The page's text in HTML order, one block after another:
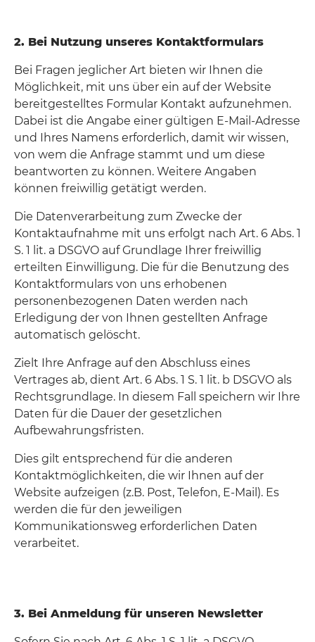
2. Bei Nutzung unseres Kontaktformulars
Bei Fragen jeglicher Art bieten wir Ihnen die
Möglichkeit, mit uns über ein auf der Website
bereitgestelltes Formular Kontakt aufzunehmen.
Dabei ist die Angabe einer gültigen E-Mail-Adresse
und Ihres Namens erforderlich, damit wir wissen,
von wem die Anfrage stammt und um diese
beantworten zu können. Weitere Angaben
können freiwillig getätigt werden.
Die Datenverarbeitung zum Zwecke der
Kontaktaufnahme mit uns erfolgt nach Art. 6 Abs. 1
S. 1 lit. a DSGVO auf Grundlage Ihrer freiwillig
erteilten Einwilligung. Die für die Benutzung des
Kontaktformulars von uns erhobenen
personenbezogenen Daten werden nach
Erledigung der von Ihnen gestellten Anfrage
automatisch gelöscht.
Zielt Ihre Anfrage auf den Abschluss eines
Vertrages ab, dient Art. 6 Abs. 1 S. 1 lit. b DSGVO als
Rechtsgrundlage. In diesem Fall speichern wir Ihre
Daten für die Dauer der gesetzlichen
Aufbewahrungsfristen.
Dies gilt entsprechend für die anderen
Kontaktmöglichkeiten, die wir Ihnen auf der
Website aufzeigen (z.B. Post, Telefon, E-Mail). Es
werden die für den jeweiligen
Kommunikationsweg erforderlichen Daten
verarbeitet.
3. Bei Anmeldung für unseren Newsletter